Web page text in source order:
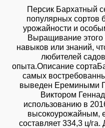
Персик Бархатный
популярных сортов
урожайности и
Выращивание этого
навыков или знаний,
любителей
опыта.Описание
самых
выведен Еремиными
Виктором
использованию в
высокоурожайным,
составляет 334,3 ц/